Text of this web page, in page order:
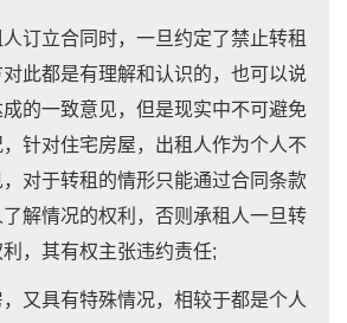
立合同时，一旦约定了禁止转租
此都是有理解和认识的，也可以说
的一致意见，但是现实中不可避免
针对住宅房屋，出租人作为个人不
对于转租的情形只能通过合同条款
解情况的权利，否则承租人一旦转
，其有权主张违约责任;
具有特殊情况，相较于都是个人